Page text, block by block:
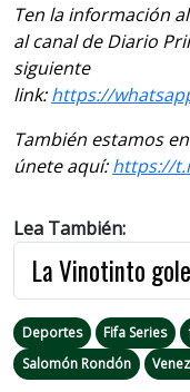
Ten la información
al canal de Diario
siguiente
link:https://
También estamos
únete aquí:https://
Lea También:
La Vinotinto
Deportes Fifa Series
Salomón Rondón